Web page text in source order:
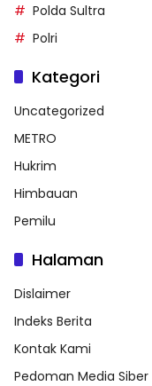
Polda Sultra
Polri
Kategori
Uncategorized
METRO
Hukrim
Himbauan
Pemilu
Halaman
Dislaimer
Indeks Berita
Kontak Kami
Pedoman Media Siber